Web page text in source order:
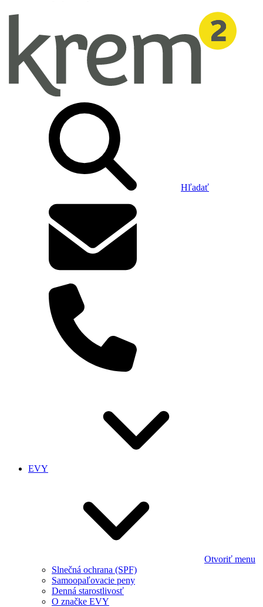
Hľadať
EVY
Otvoriť menu
Slnečná ochrana (SPF)
Samoopaľovacie peny
Denná starostlivosť
O značke EVY